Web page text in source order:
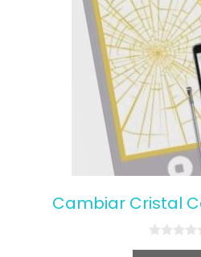
Cambiar Cristal
0